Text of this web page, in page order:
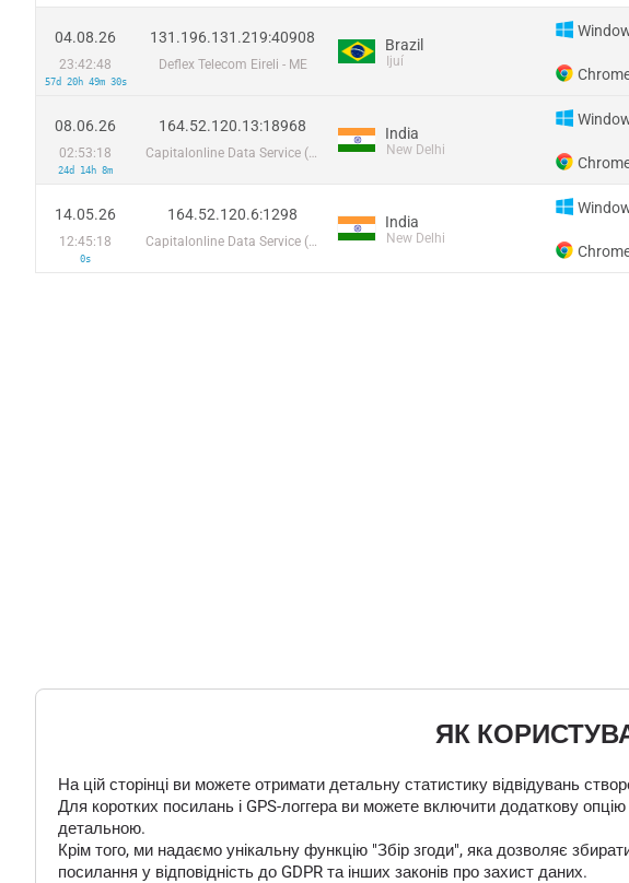
04.08.26
23:42:48
57d 20h 49m 30s
131.196.131.219:40908
Deflex Telecom Eireli - ME
Brazil
Ijuí
08.06.26
02:53:18
24d 14h 8m
164.52.120.13:18968
Capitalonline Data Service (HK) Co
India
New Delhi
14.05.26
12:45:18
0s
164.52.120.6:1298
Capitalonline Data Service (HK) Co
India
New Delhi
ЯК
На цій сторінці ви можете отримати детальну статистику відвідувань
Для коротких посилань і GPS-логгера ви можете включити додаткову
детальною.
Крім того, ми надаємо унікальну функцію "Збір згоди", яка дозволяє
посилання у відповідність до GDPR та інших законів про захист даних.